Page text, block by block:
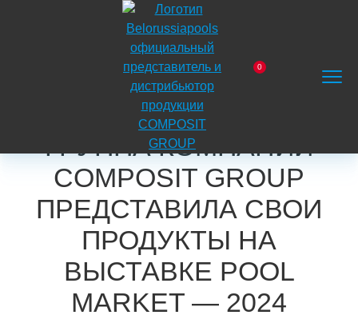
На
главную
0
ПоискМеню
Группа компаний COMPOSIT GROUP представила
свои продукты на выставке POOL MARKET — 2024
ГРУППА КОМПАНИЙ
COMPOSIT GROUP
ПРЕДСТАВИЛА СВОИ
ПРОДУКТЫ НА
ВЫСТАВКЕ POOL
MARKET — 2024